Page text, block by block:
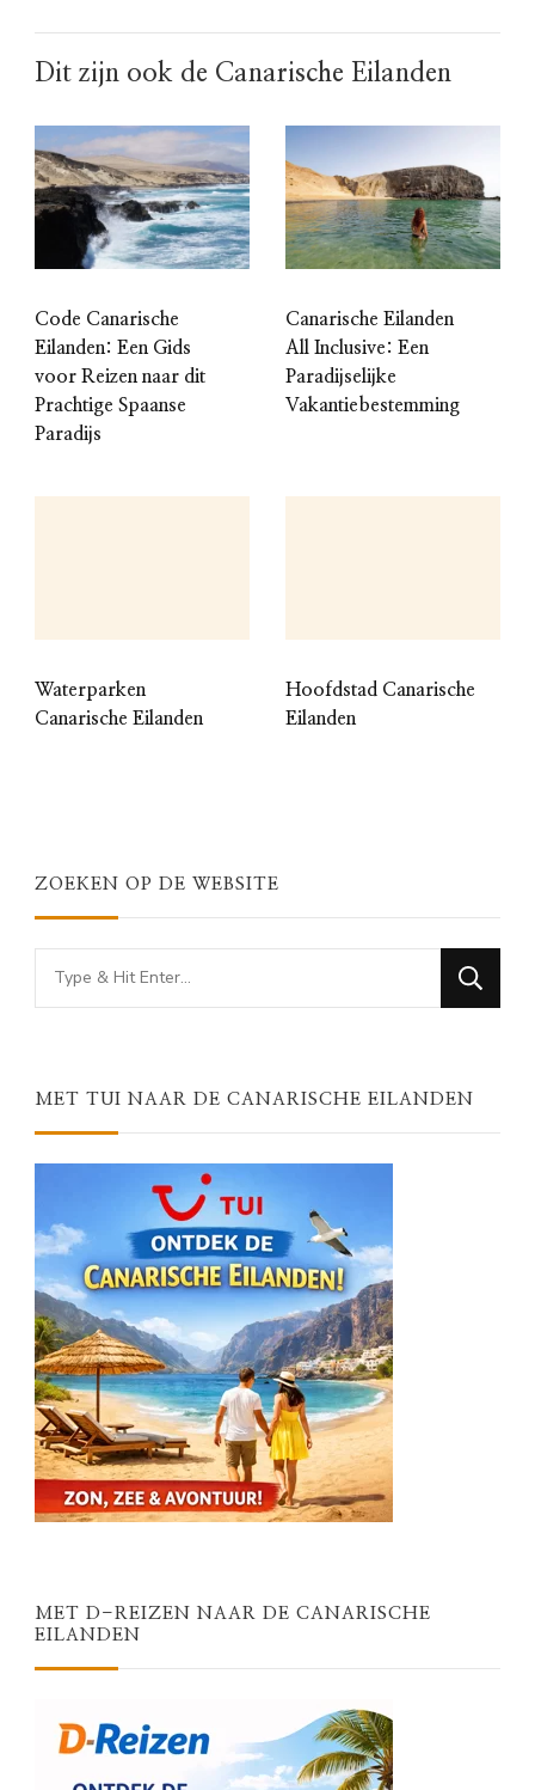
Dit zijn ook de Canarische Eilanden
Code Canarische
Eilanden: Een Gids
voor Reizen naar dit
Prachtige Spaanse
Paradijs
Canarische Eilanden
All Inclusive: Een
Paradijselijke
Vakantiebestemming
Waterparken
Canarische Eilanden
Hoofdstad Canarische
Eilanden
ZOEKEN OP DE WEBSITE
Looking
for
MET TUI NAAR DE CANARISCHE EILANDEN
MET D-REIZEN NAAR DE CANARISCHE
EILANDEN